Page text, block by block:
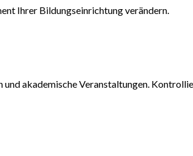
Ihrer Bildungseinrichtung verändern.
und akademische Veranstaltungen.